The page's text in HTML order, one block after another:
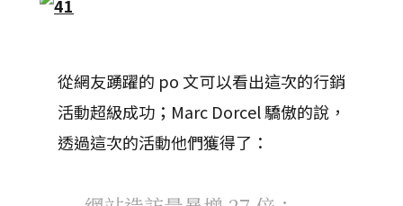
從網友踴躍的 po 文可以看出這次的行銷
活動超級成功；Marc Dorcel 驕傲的說，
透過這次的活動他們獲得了：